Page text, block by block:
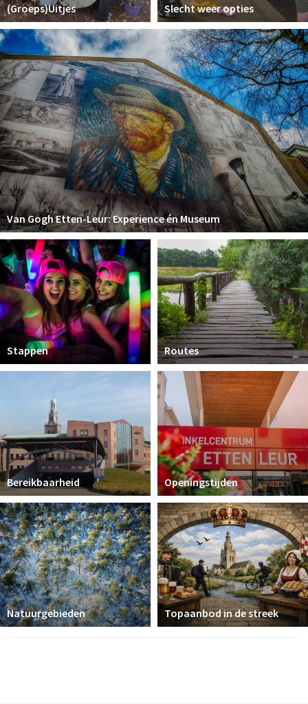
(Groeps)Uitjes Slecht weer opties
Van Gogh Etten-Leur: Experience én Museum
Stappen Routes
Bereikbaarheid Openingstijden
Natuurgebieden Topaanbod in de streek